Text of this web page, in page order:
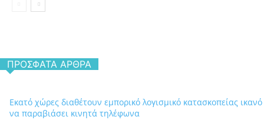
ΠΡΌΣΦΑΤΑ ΆΡΘΡΑ
Εκατό χώρες διαθέτουν εμπορικό λογισμικό κατασκοπείας ικανό
να παραβιάσει κινητά τηλέφωνα